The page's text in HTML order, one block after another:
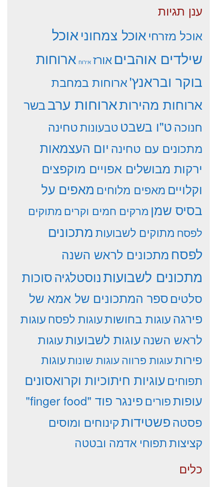
ענן תגיות
אוכל מזרחיאוכל צמחוניאוכל
שילדים אוהביםאורז אירוח ארוחות
בוקר ובראנץ'ארוחות במחבת
ארוחות מהירותארוחות ערבבשר
חנוכהט"ו בשבט טבעונותטחינה
מתכונים עם טחינה יום העצמאות
ירקות מבושלים אפויים מוקפצים
וקלויים מאפים מלוחים מאפים על
בסיס שמן מרקים חמים וקריםמתוקים
לפסח מתוקים לשבועותמתכונים
לפסח מתכונים לראש השנה
מתכונים לשבועותנוסטלגיהסוכות
סלטים ספר המתכונים של אמא של
פירגהעוגות בחושותעוגות לפסח עוגות
לראש השנהעוגות לשבועותעוגות
פירותעוגות פרווהעוגות שונותעוגות
תפוחים עוגיות חיתוכיות וקרואסונים
עופותפורים פינגר פוד "finger food"
פסטהפשטידותקינוחים ומוסים
קציצותתפוחי אדמה ובטטה
כלים